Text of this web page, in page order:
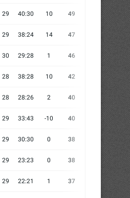
29 40:30 10 49
29 38:24 14 47
30 29:28 1 46 10 8
28 38:28 10 42 10
28 28:26 2 40 10
29 33:43 -10 40 13
29 30:30 0 38
29 23:23 0 38 9
29 22:21 1 37